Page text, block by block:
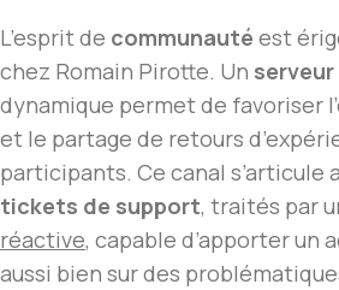
L’esprit de communauté est
chez Romain Pirotte. Un
dynamique permet de favoriser
et le partage de retours
participants. Ce canal s’articule
tickets de support, traités par
réactive, capable d’apporter un
aussi bien sur des